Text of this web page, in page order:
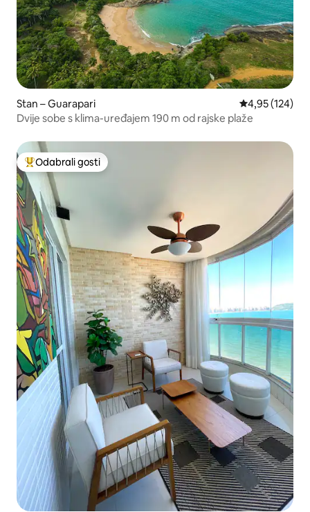
Stan – Guarapari Prosječna
4,95 (124)
Dvije sobe s klima-uređajem 190 m od rajske plaže
Među najviše rangiranima s oznakom „Odabrali gosti”
Odabrali gosti